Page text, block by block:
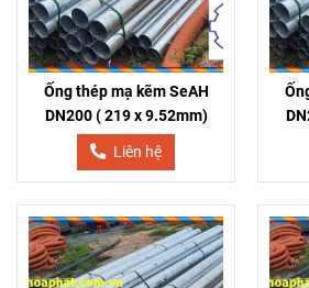
Ống thép mạ kẽm SeAH
DN200 ( 219 x 9.52mm)
Liên hệ